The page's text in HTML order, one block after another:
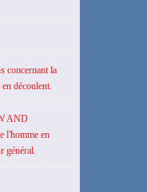
concernant la
découlent.
AND
l'homme en
général.